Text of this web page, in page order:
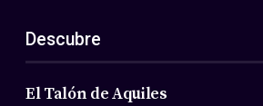
ES
EN
Acerca de nosotros
Miembros
Descubre
El Talón de Aquiles